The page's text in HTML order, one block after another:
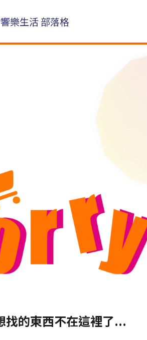
樂生活 部落格
找的東西不在這裡了...